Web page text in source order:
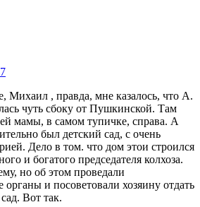
Михаил , правда, мне казалось, что А.
чуть сбоку от Пушкинской. Там
мамы, в самом тупичке, справа. А
был детский сад, с очень
Дело в том. что дом этои строился
и богатого председателя колхоза.
но об этом проведали
органы и посоветовали хозяину отдать
Вот так.